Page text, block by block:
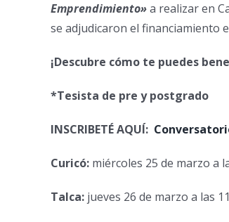
Emprendimiento»a realizar en
se adjudicaron el financiamiento
¡Descubre cómo te puedes
*Tesista de pre y postgrado
INSCRIBETÉ AQUÍ:
Curicó: miércoles 25 de marzo a
Talca:jueves 26 de marzo a las